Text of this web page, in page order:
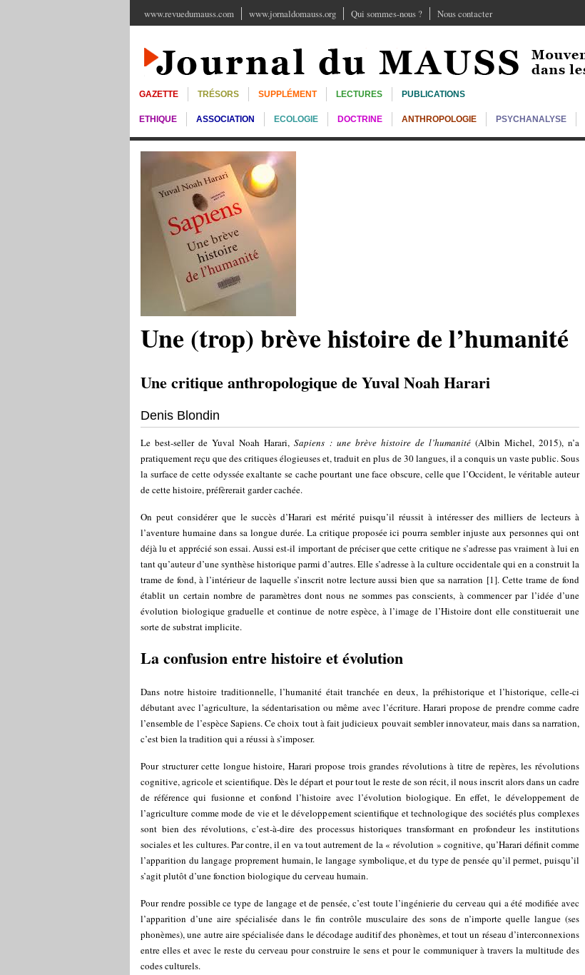
www.revuedumauss.com www.jornaldomauss.org Qui sommes-nous ? Nous contacter
GAZETTE TRÉSORS SUPPLÉMENT LECTURES PUBLICATIONS
ETHIQUE ASSOCIATION ECOLOGIE DOCTRINE ANTHROPOLOGIE PSYCHANALYSE
Une (trop) brève histoire de l’humanité
Une critique anthropologique de Yuval Noah Harari
Denis Blondin
Le best-seller de Yuval Noah Harari, Sapiens : une brève histoire de l’humanité (Albin Michel, 2015), n’a
pratiquement reçu que des critiques élogieuses et, traduit en plus de 30 langues, il a conquis un vaste public. Sous
la surface de cette odyssée exaltante se cache pourtant une face obscure, celle que l’Occident, le véritable auteur
de cette histoire, préfèrerait garder cachée.
On peut considérer que le succès d’Harari est mérité puisqu’il réussit à intéresser des milliers de lecteurs à
l’aventure humaine dans sa longue durée. La critique proposée ici pourra sembler injuste aux personnes qui ont
déjà lu et apprécié son essai. Aussi est-il important de préciser que cette critique ne s’adresse pas vraiment à lui en
tant qu’auteur d’une synthèse historique parmi d’autres. Elle s’adresse à la culture occidentale qui en a construit la
trame de fond, à l’intérieur de laquelle s’inscrit notre lecture aussi bien que sa narration [1]. Cette trame de fond
établit un certain nombre de paramètres dont nous ne sommes pas conscients, à commencer par l’idée d’une
évolution biologique graduelle et continue de notre espèce, à l’image de l’Histoire dont elle constituerait une
sorte de substrat implicite.
La confusion entre histoire et évolution
Dans notre histoire traditionnelle, l’humanité était tranchée en deux, la préhistorique et l’historique, celle-ci
débutant avec l’agriculture, la sédentarisation ou même avec l’écriture. Harari propose de prendre comme cadre
l’ensemble de l’espèce Sapiens. Ce choix tout à fait judicieux pouvait sembler innovateur, mais dans sa narration,
c’est bien la tradition qui a réussi à s’imposer.
Pour structurer cette longue histoire, Harari propose trois grandes révolutions à titre de repères, les révolutions
cognitive, agricole et scientifique. Dès le départ et pour tout le reste de son récit, il nous inscrit alors dans un cadre
de référence qui fusionne et confond l’histoire avec l’évolution biologique. En effet, le développement de
l’agriculture comme mode de vie et le développement scientifique et technologique des sociétés plus complexes
sont bien des révolutions, c’est-à-dire des processus historiques transformant en profondeur les institutions
sociales et les cultures. Par contre, il en va tout autrement de la « révolution » cognitive, qu’Harari définit comme
l’apparition du langage proprement humain, le langage symbolique, et du type de pensée qu’il permet, puisqu’il
s’agit plutôt d’une fonction biologique du cerveau humain.
Pour rendre possible ce type de langage et de pensée, c’est toute l’ingénierie du cerveau qui a été modifiée avec
l’apparition d’une aire spécialisée dans le fin contrôle musculaire des sons de n’importe quelle langue (ses
phonèmes), une autre aire spécialisée dans le décodage auditif des phonèmes, et tout un réseau d’interconnexions
entre elles et avec le reste du cerveau pour construire le sens et pour le communiquer à travers la multitude des
codes culturels.